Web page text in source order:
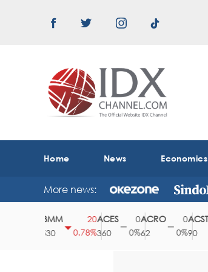
Home News Economics
More news:
ABMM
0.78%
ACES
360
ACRO
62
ACST
90